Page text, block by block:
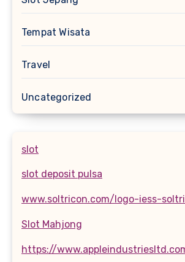
Tempat Wisata
Travel
Uncategorized
slot
slot deposit pulsa
www.soltricon.com/logo-iess-
Slot Mahjong
https://